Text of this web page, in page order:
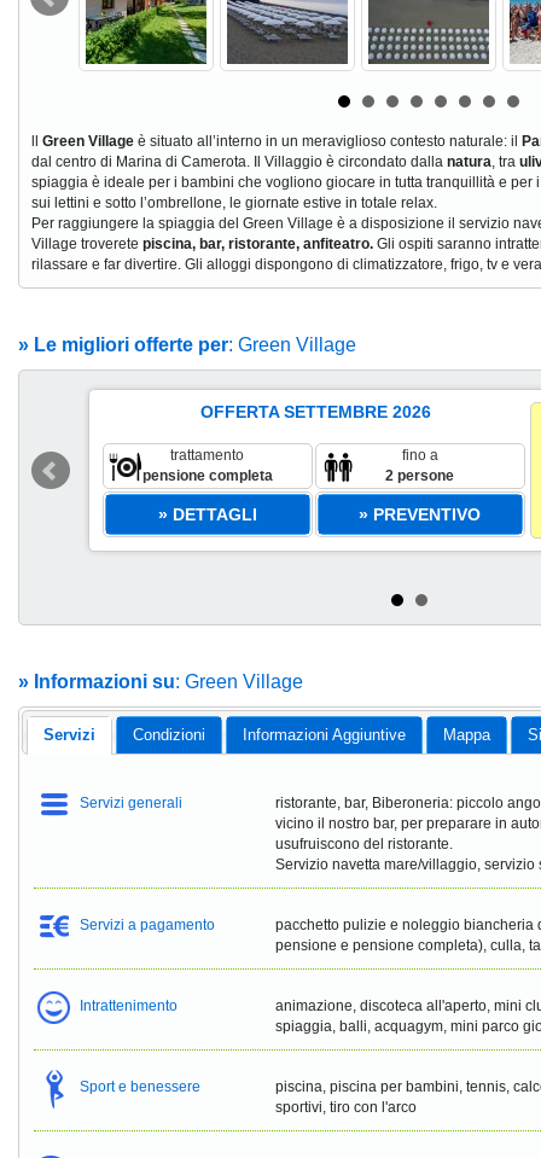
Green Village è situato all’interno in un meraviglioso contesto naturale: il
dal centro di Marina di Camerota. Il Villaggio è circondato dalla natura, tra
spiaggia è ideale per i bambini che vogliono giocare in tutta tranquillità e
sui lettini e sotto l’ombrellone, le giornate estive in totale relax.
Per raggiungere la spiaggia del Green Village è a disposizione il servizio
Village troverete piscina, bar, ristorante, anfiteatro. Gli ospiti saranno
rilassare e far divertire. Gli alloggi dispongono di climatizzatore, frigo, tv e
» Le migliori offerte per: Green Village
OFFERTA SETTEMBRE 2026
trattamento
pensione completa
fino a
2 persone
» DETTAGLI » PREVENTIVO
» Informazioni su: Green Village
Servizi Condizioni Informazioni Aggiuntive Mappa
Servizi generali
ristorante, bar, Biberoneria: piccolo
vicino il nostro bar, per preparare in
usufruiscono del ristorante.
Servizio navetta mare/villaggio,
Servizi a pagamento
pacchetto pulizie e noleggio
pensione e pensione completa), culla,
Intrattenimento
animazione, discoteca all'aperto, mini
spiaggia, balli, acquagym, mini parco
Sport e benessere
piscina, piscina per bambini, tennis,
sportivi, tiro con l'arco